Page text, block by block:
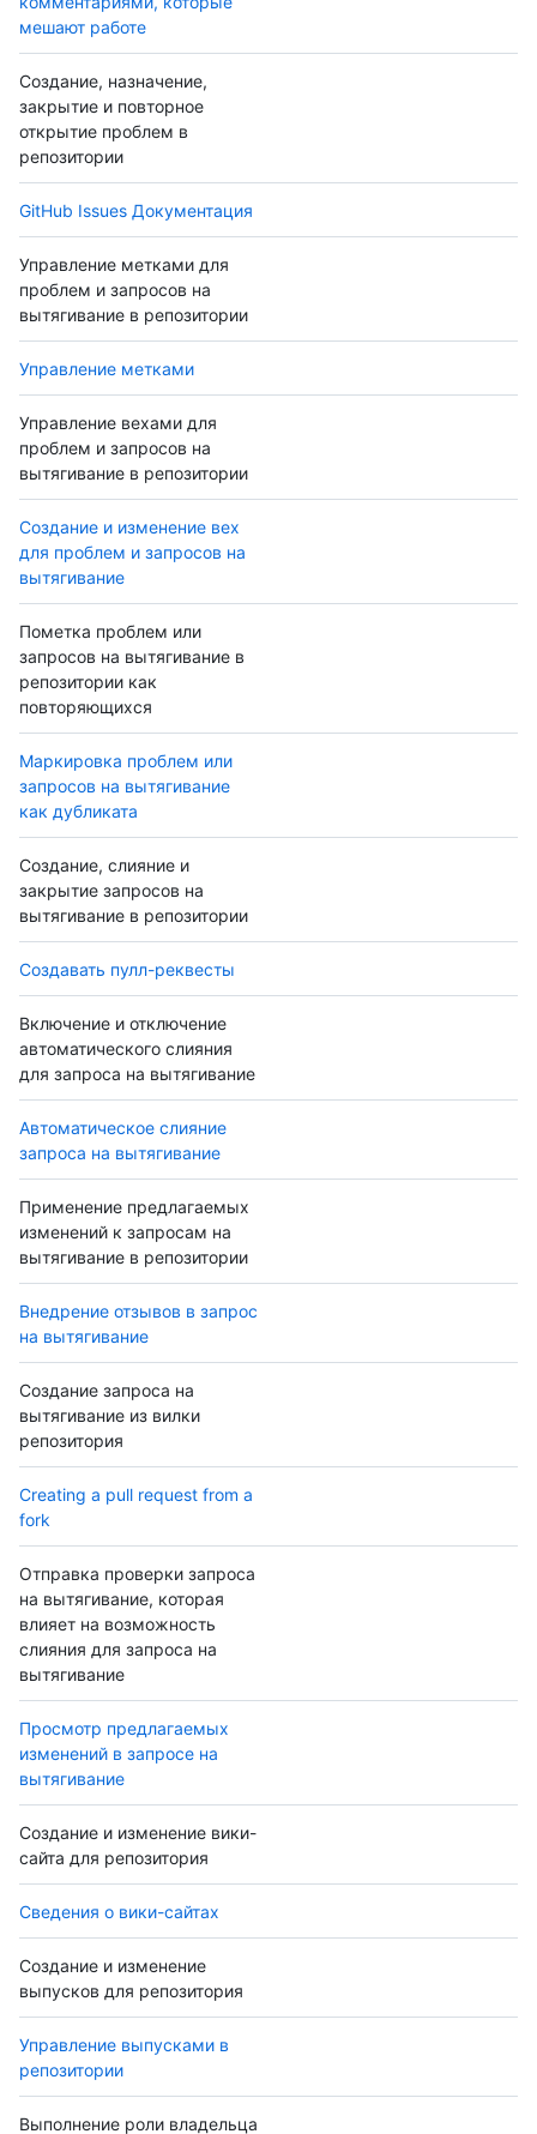
мешают работе
Создание, назначение,
закрытие и повторное
открытие проблем в
репозитории
GitHub Issues Документация
Управление метками для
проблем и запросов на
вытягивание в репозитории
Управление метками
Управление вехами для
проблем и запросов на
вытягивание в репозитории
Создание и изменение вех
для проблем и запросов на
вытягивание
Пометка проблем или
запросов на вытягивание в
репозитории как
повторяющихся
Маркировка проблем или
запросов на вытягивание
как дубликата
Создание, слияние и
закрытие запросов на
вытягивание в репозитории
Создавать пулл-реквесты
Включение и отключение
автоматического слияния
для запроса на вытягивание
Автоматическое слияние
запроса на вытягивание
Применение предлагаемых
изменений к запросам на
вытягивание в репозитории
Внедрение отзывов в запрос
на вытягивание
Создание запроса на
вытягивание из вилки
репозитория
Creating a pull request from a
fork
Отправка проверки запроса
на вытягивание, которая
влияет на возможность
слияния для запроса на
вытягивание
Просмотр предлагаемых
изменений в запросе на
вытягивание
Создание и изменение вики-
сайта для репозитория
Сведения о вики-сайтах
Создание и изменение
выпусков для репозитория
Управление выпусками в
репозитории
Выполнение роли владельца